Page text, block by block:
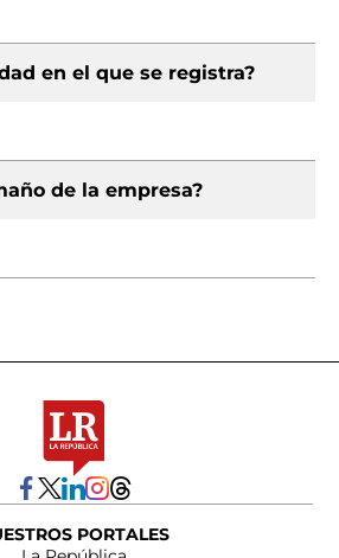
en el que se registra?
de la empresa?
PORTALES